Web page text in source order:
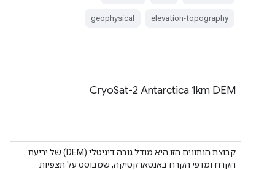
elevation-topography
geophysical
CryoSat-2 Antarctica 1km DEM
קבוצת הנתונים הזו היא מודל גובה דיגיטלי (DEM) של יריעת
הקרח ומדפי הקרח באנטארקטיקה, שמבוסס על תצפיות